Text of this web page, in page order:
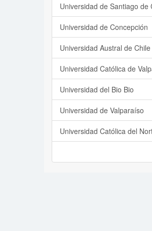
Universidad de Santiago de
Universidad de Concepción
Universidad Austral de Chile
Universidad Católica de
Universidad del Bio Bio
Universidad de Valparaíso
Universidad Católica del